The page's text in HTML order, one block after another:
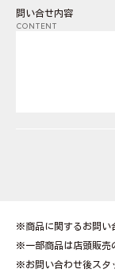
問い合せ内容
CONTENT
※商品に関するお問い
※一部商品は店頭販売
※お問い合わせ後スタ